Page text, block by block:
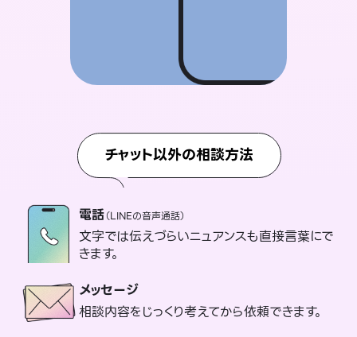
チャット以外の相談方法
電話（LINEの音声通話）
文字では伝えづらいニュアンスも直接言葉にで
きます。
メッセージ
相談内容をじっくり考えてから依頼できます。